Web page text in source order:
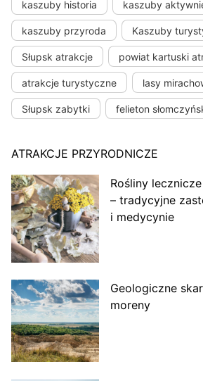
kaszuby historia kaszuby
kaszuby przyroda Kaszuby
Słupsk atrakcje powiat kartuski
atrakcje turystyczne lasy
Słupsk zabytki felieton
ATRAKCJE PRZYRODNICZE
Rośliny
– tradycyjne
i medycynie
Geologiczne
moreny